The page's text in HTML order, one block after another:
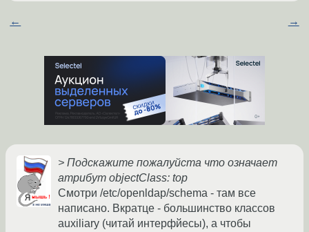
← →
> Подскажите пожалуйста что означает
атрибут objectClass: top
Смотри /etc/openldap/schema - там все
написано. Вкратце - большинство классов
auxiliary (читай интерфйесы), а чтобы